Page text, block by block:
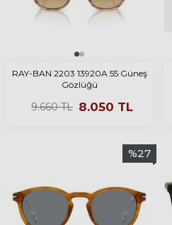
RAY-BAN 2203 13920A 55 Güneş
Gözlüğü
9.660TL 8.050 TL
%27